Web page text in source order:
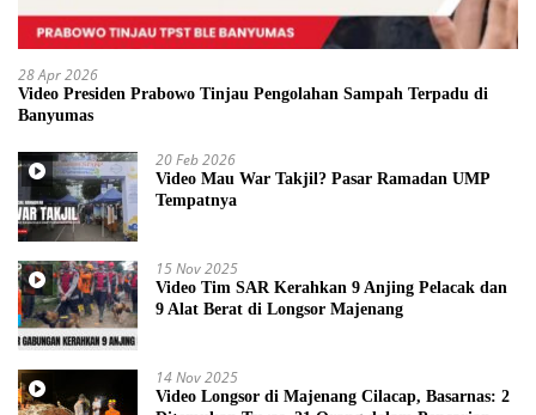
28 Apr 2026
Video Presiden Prabowo Tinjau Pengolahan Sampah Terpadu di
Banyumas
20 Feb 2026
Video Mau War Takjil? Pasar Ramadan UMP
Tempatnya
15 Nov 2025
Video Tim SAR Kerahkan 9 Anjing Pelacak dan
9 Alat Berat di Longsor Majenang
14 Nov 2025
Video Longsor di Majenang Cilacap, Basarnas: 2